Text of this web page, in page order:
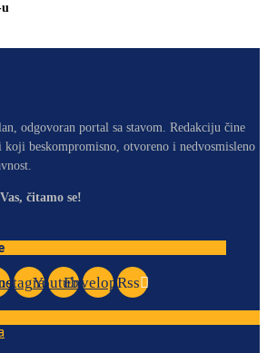
u
odgovoran portal sa stavom. Redakciju čine
beskompromisno, otvoreno i nedvosmisleno
čitamo se!
YoutubeEnvelopeRss